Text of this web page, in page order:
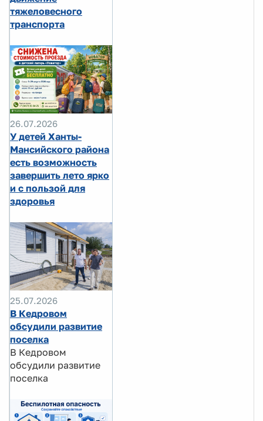
тяжеловесного
транспорта
26.07.2026
У детей Ханты-
Мансийского района
есть возможность
завершить лето ярко
и с пользой для
здоровья
25.07.2026
В Кедровом
обсудили развитие
поселка
В Кедровом
обсудили развитие
поселка